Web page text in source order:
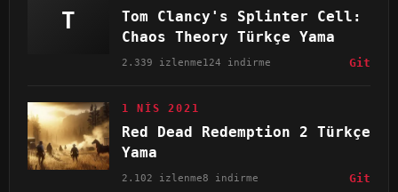
T
Tom Clancy's Splinter Cell:
Chaos Theory Türkçe Yama
2.339 izlenme124 indirme Git
1 NIS 2021
Red Dead Redemption 2 Türkçe
Yama
2.102 izlenme8 indirme Git